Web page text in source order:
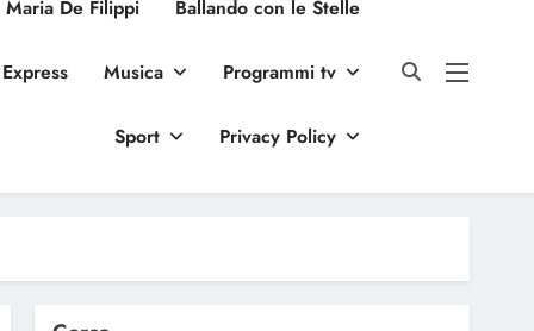
De Filippi Ballando con le Stelle
Musica Programmi tv
Sport Privacy Policy